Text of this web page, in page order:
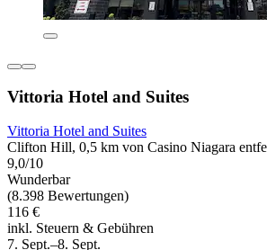
Vittoria Hotel and Suites
Vittoria Hotel and Suites
Clifton Hill, 0,5 km von Casino Niagara
9,0/10
Wunderbar
(8.398 Bewertungen)
116 €
inkl. Steuern & Gebühren
7. Sept.–8. Sept.